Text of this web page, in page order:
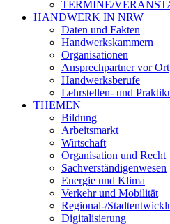
TERMINE/
HANDWERK IN NRW
Daten und Fakten
Handwerkskammern
Organisationen
Ansprechpartner vor Ort
Handwerksberufe
Lehrstellen- und
THEMEN
Bildung
Arbeitsmarkt
Wirtschaft
Organisation und Recht
Sachverständigenwesen
Energie und Klima
Verkehr und Mobilität
Regional-/
Digitalisierung